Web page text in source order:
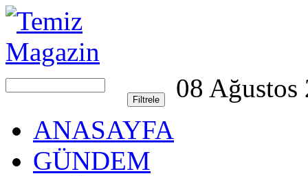
08 Ağustos
ANASAYFA
GÜNDEM